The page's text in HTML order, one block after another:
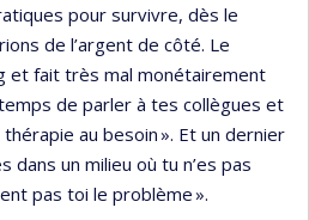
pour survivre, dès le
de l’argent de côté. Le
et fait très mal monétairement
de parler à tes collègues et
au besoin ». Et un dernier
dans un milieu où tu n’es pas
pas toi le problème ».